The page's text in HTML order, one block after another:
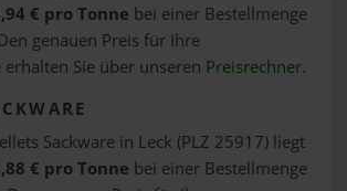
€ pro Tonne bei einer Bestellmenge
genauen Preis für Ihre
Sie über unseren Preisrechner.
Sackware in Leck (PLZ 25917) liegt
€ pro Tonne bei einer Bestellmenge